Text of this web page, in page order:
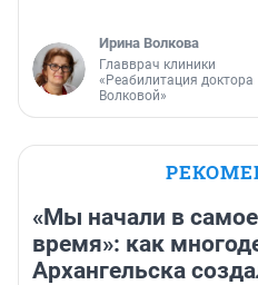
Ирина Волкова
Главврач клиники
«Реабилитация доктора
Волковой»
«Мы начали в
время»: как
Архангельска